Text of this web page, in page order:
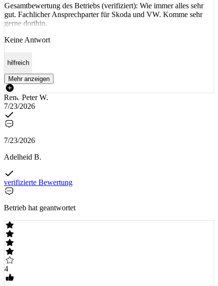
Gesamtbewertung des Betriebs (verifiziert): Wie immer alles sehr
gut. Fachlicher Ansprechparter für Skoda und VW. Komme sehr
gerne dorthin.
Keine Antwort
hilfreich
Mehr anzeigen
Rene Peter W.
7/23/2026
7/23/2026
Adelheid B.
verifizierte Bewertung
Betrieb hat geantwortet
4